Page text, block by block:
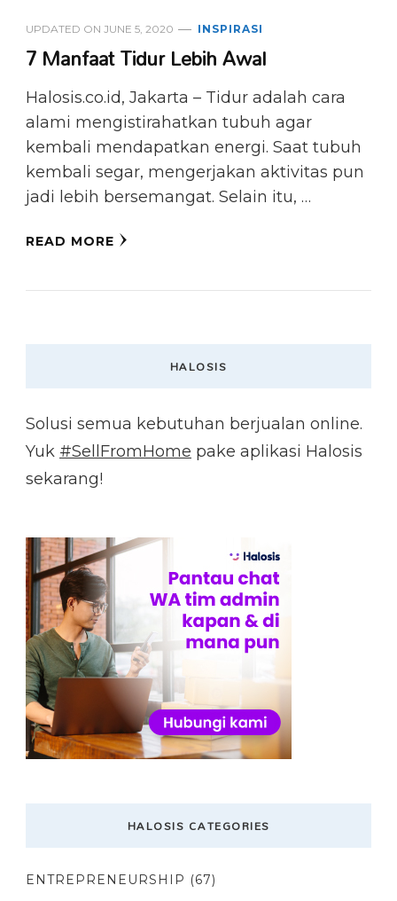
UPDATED ON JUNE 5, 2020 INSPIRASI
7 Manfaat Tidur Lebih Awal
Halosis.co.id, Jakarta – Tidur adalah cara
alami mengistirahatkan tubuh agar
kembali mendapatkan energi. Saat tubuh
kembali segar, mengerjakan aktivitas pun
jadi lebih bersemangat. Selain itu, …
READ MORE
HALOSIS
Solusi semua kebutuhan berjualan online.
Yuk #SellFromHome pake aplikasi Halosis
sekarang!
HALOSIS CATEGORIES
ENTREPRENEURSHIP (67)